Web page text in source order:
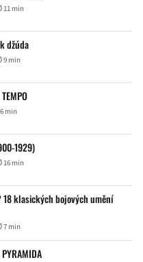
min
džúda
min
min
1929)
min
18 klasických bojových umění
min